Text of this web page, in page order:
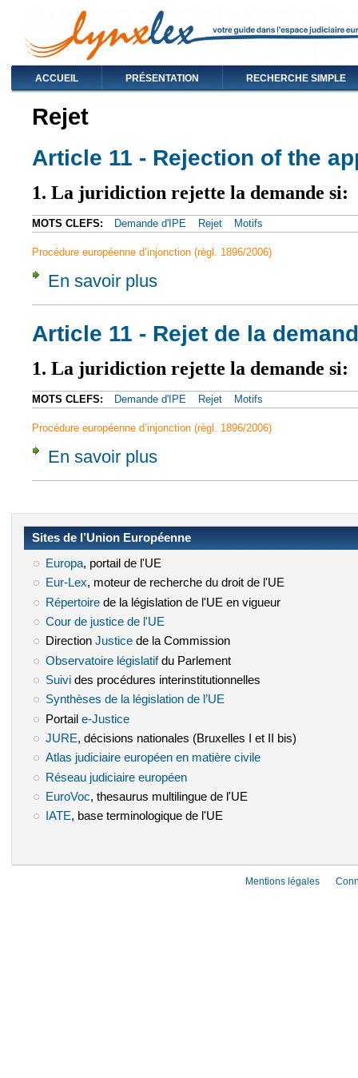
ACCUEIL PRÉSENTATION RECHERCHE SIMPLE
Rejet
Article 11 - Rejection of the
1. La juridiction rejette la demande si:
MOTS CLEFS: Demande d'IPE Rejet Motifs
Procédure européenne d’injonction (règl. 1896/2006)
En savoir plus
Article 11 - Rejet de la
1. La juridiction rejette la demande si:
MOTS CLEFS: Demande d'IPE Rejet Motifs
Procédure européenne d’injonction (règl. 1896/2006)
En savoir plus
Sites de l’Union Européenne
Europa(le lien est externe)
, portail de l'UE
Eur-Lex(le lien est externe)
, moteur de recherche du droit de l'UE
Répertoire(le lien est externe)
de la législation de l'UE en vigueur
Cour de justice de l'UE
Direction Justice(le lien est externe)
de la Commission
Observatoire législatif(le lien est externe)
du Parlement
Suivi(le lien est externe)
des procédures interinstitutionnelles
Synthèses de la législation de l’UE
Portail e-Justice(le lien est externe)
JURE(le lien est externe)
, décisions nationales (Bruxelles I et II bis)
Atlas judiciaire européen en matière civile(le lien est externe)
Réseau judiciaire européen(le lien est externe)
EuroVoc(le lien est externe)
, thesaurus multilingue de l'UE
IATE(le lien est externe)
, base terminologique de l'UE
Mentions légales